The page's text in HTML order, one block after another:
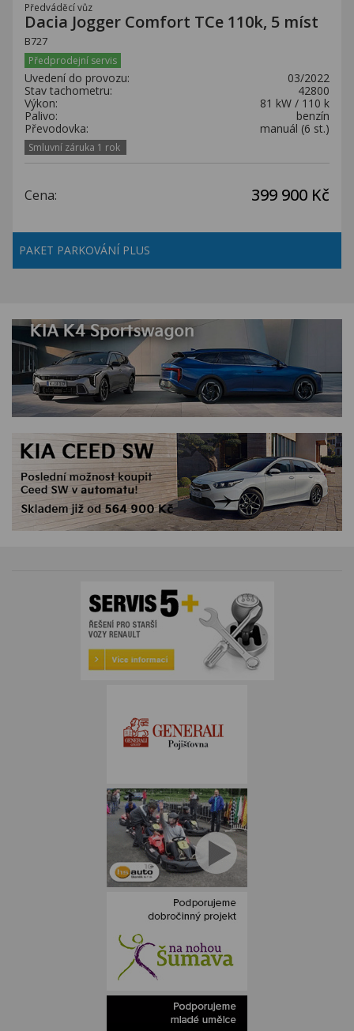
Předváděcí vůz
Dacia Jogger Comfort TCe 110k, 5 míst
B727
Předprodejní servis
Uvedení do provozu:
03/2022
Stav tachometru:
42800
Výkon:
81 kW / 110 k
Palivo:
benzín
Převodovka:
manuál (6 st.)
Smluvní záruka 1 rok
Cena: 399 900 Kč
PAKET PARKOVÁNÍ PLUS